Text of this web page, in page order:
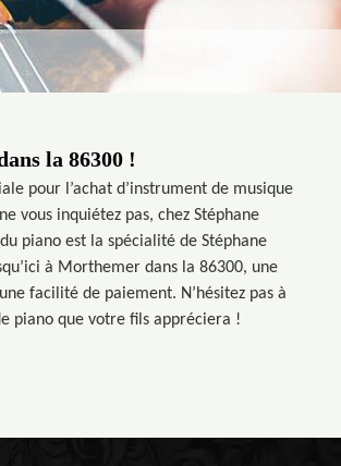
la 86300 !
pour l’achat d’instrument de musique
vous inquiétez pas, chez Stéphane
piano est la spécialité de Stéphane
à Morthemer dans la 86300, une
facilité de paiement. N’hésitez pas à
piano que votre fils appréciera !